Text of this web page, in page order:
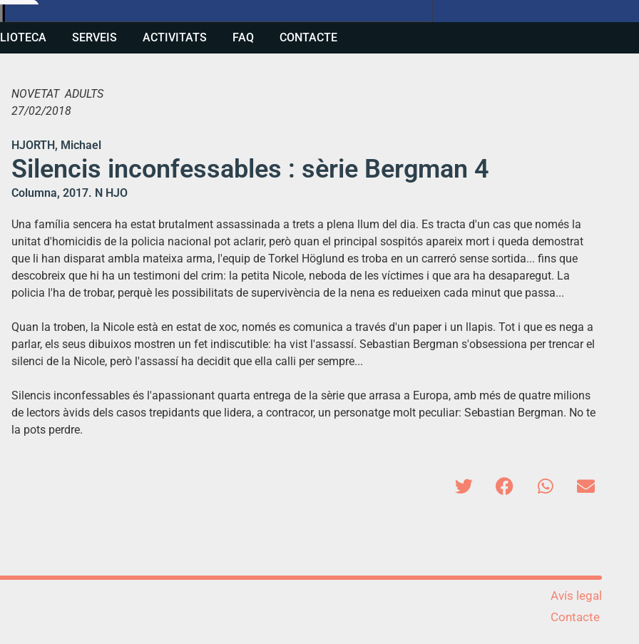
SERVEIS ACTIVITATS FAQ CONTACTE
NOVETAT ADULTS
27/02/2018
HJORTH, Michael
Silencis inconfessables : sèrie Bergman 4
Columna, 2017. N HJO
Una família sencera ha estat brutalment assassinada a trets a plena llum del dia. Es tracta d'un cas que només la
unitat d'homicidis de la policia nacional pot aclarir, però quan el principal sospitós apareix mort i queda demostrat
que li han disparat ambla mateixa arma, l'equip de Torkel Höglund es troba en un carreró sense sortida... fins que
descobreix que hi ha un testimoni del crim: la petita Nicole, neboda de les víctimes i que ara ha desaparegut. La
policia l'ha de trobar, perquè les possibilitats de supervivència de la nena es redueixen cada minut que passa...
Quan la troben, la Nicole està en estat de xoc, només es comunica a través d'un paper i un llapis. Tot i que es nega a
parlar, els seus dibuixos mostren un fet indiscutible: ha vist l'assassí. Sebastian Bergman s'obsessiona per trencar el
silenci de la Nicole, però l'assassí ha decidit que ella calli per sempre...
Silencis inconfessables és l'apassionant quarta entrega de la sèrie que arrasa a Europa, amb més de quatre milions
de lectors àvids dels casos trepidants que lidera, a contracor, un personatge molt peculiar: Sebastian Bergman. No te
la pots perdre.
Avís legal
Contacte